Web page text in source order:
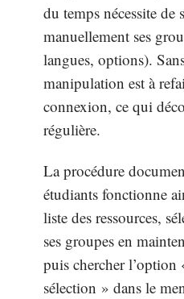
du temps nécessite de
manuellement ses
langues, options).
manipulation est à
connexion, ce qui
régulière.
La procédure
étudiants fonctionne
liste des ressources,
ses groupes en
puis chercher l’option
sélection » dans le